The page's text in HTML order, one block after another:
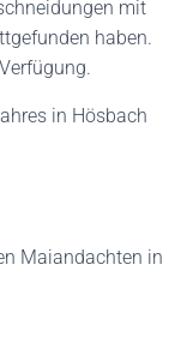
mit
haben.
in Hösbach
Maiandachten in